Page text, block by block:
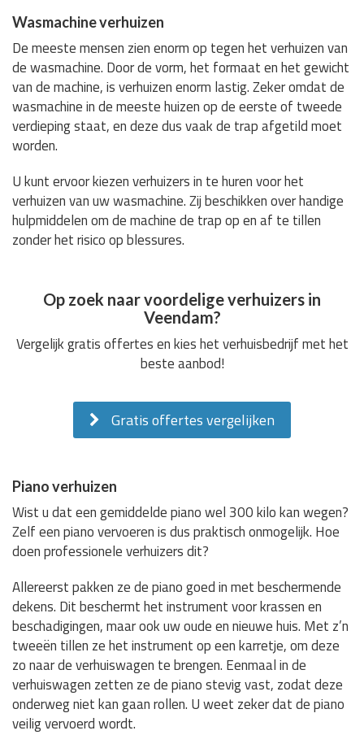
Wasmachine verhuizen
De meeste mensen zien enorm op tegen het verhuizen van
de wasmachine. Door de vorm, het formaat en het gewicht
van de machine, is verhuizen enorm lastig. Zeker omdat de
wasmachine in de meeste huizen op de eerste of tweede
verdieping staat, en deze dus vaak de trap afgetild moet
worden.
U kunt ervoor kiezen verhuizers in te huren voor het
verhuizen van uw wasmachine. Zij beschikken over handige
hulpmiddelen om de machine de trap op en af te tillen
zonder het risico op blessures.
Op zoek naar voordelige verhuizers in
Veendam?
Vergelijk gratis offertes en kies het verhuisbedrijf met het
beste aanbod!
Gratis offertes vergelijken
Piano verhuizen
Wist u dat een gemiddelde piano wel 300 kilo kan wegen?
Zelf een piano vervoeren is dus praktisch onmogelijk. Hoe
doen professionele verhuizers dit?
Allereerst pakken ze de piano goed in met beschermende
dekens. Dit beschermt het instrument voor krassen en
beschadigingen, maar ook uw oude en nieuwe huis. Met z’n
tweeën tillen ze het instrument op een karretje, om deze
zo naar de verhuiswagen te brengen. Eenmaal in de
verhuiswagen zetten ze de piano stevig vast, zodat deze
onderweg niet kan gaan rollen. U weet zeker dat de piano
veilig vervoerd wordt.